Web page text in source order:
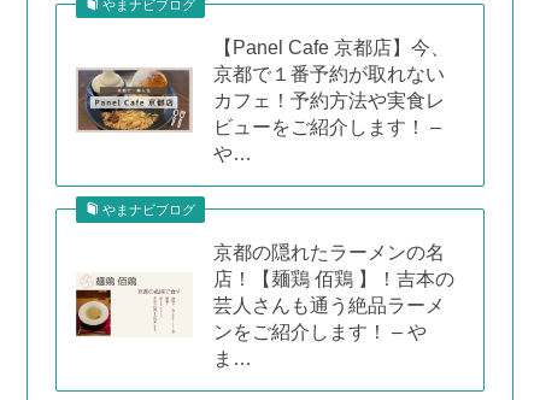
やまナビブログ
【Panel Cafe 京都店】今、
京都で１番予約が取れない
カフェ！予約方法や実食レ
ビューをご紹介します！ –
や…
やまナビブログ
京都の隠れたラーメンの名
店！【麺鶏 佰鶏 】！吉本の
芸人さんも通う絶品ラーメ
ンをご紹介します！ – や
ま…